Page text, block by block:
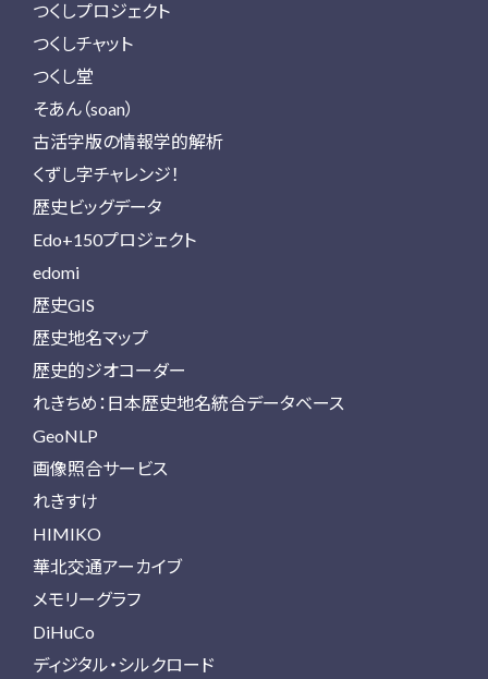
つくしプロジェクト
つくしチャット
つくし堂
そあん（soan）
古活字版の情報学的解析
くずし字チャレンジ！
歴史ビッグデータ
Edo+150プロジェクト
edomi
歴史GIS
歴史地名マップ
歴史的ジオコーダー
れきちめ：日本歴史地名統合データベース
GeoNLP
画像照合サービス
れきすけ
HIMIKO
華北交通アーカイブ
メモリーグラフ
DiHuCo
ディジタル・シルクロード